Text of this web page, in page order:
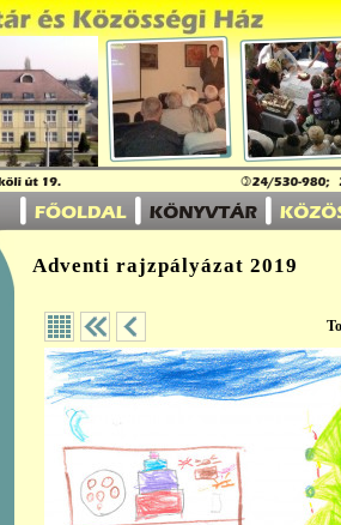
Adventi rajzpályázat 2019